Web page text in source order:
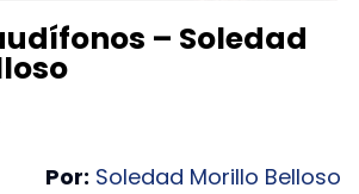
– Soledad
Por: Soledad Morillo Belloso